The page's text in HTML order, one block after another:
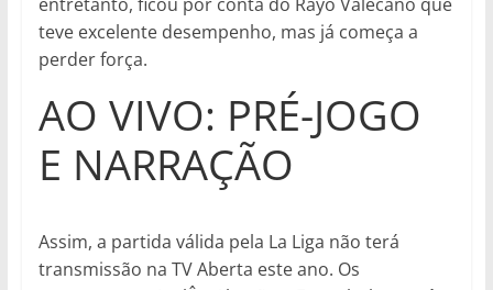
teve excelente desempenho, mas já começa a
perder força.
AO VIVO: PRÉ-JOGO
E NARRAÇÃO
Assim, a partida válida pela La Liga não terá
transmissão na TV Aberta este ano. Os